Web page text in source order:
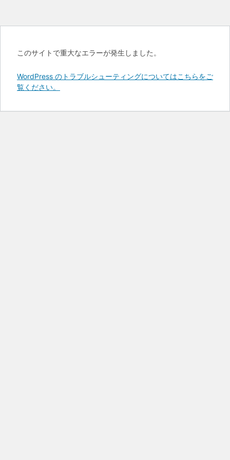
このサイトで重大なエラーが発生しました。
WordPress のトラブルシューティングについてはこちらをご
覧ください。